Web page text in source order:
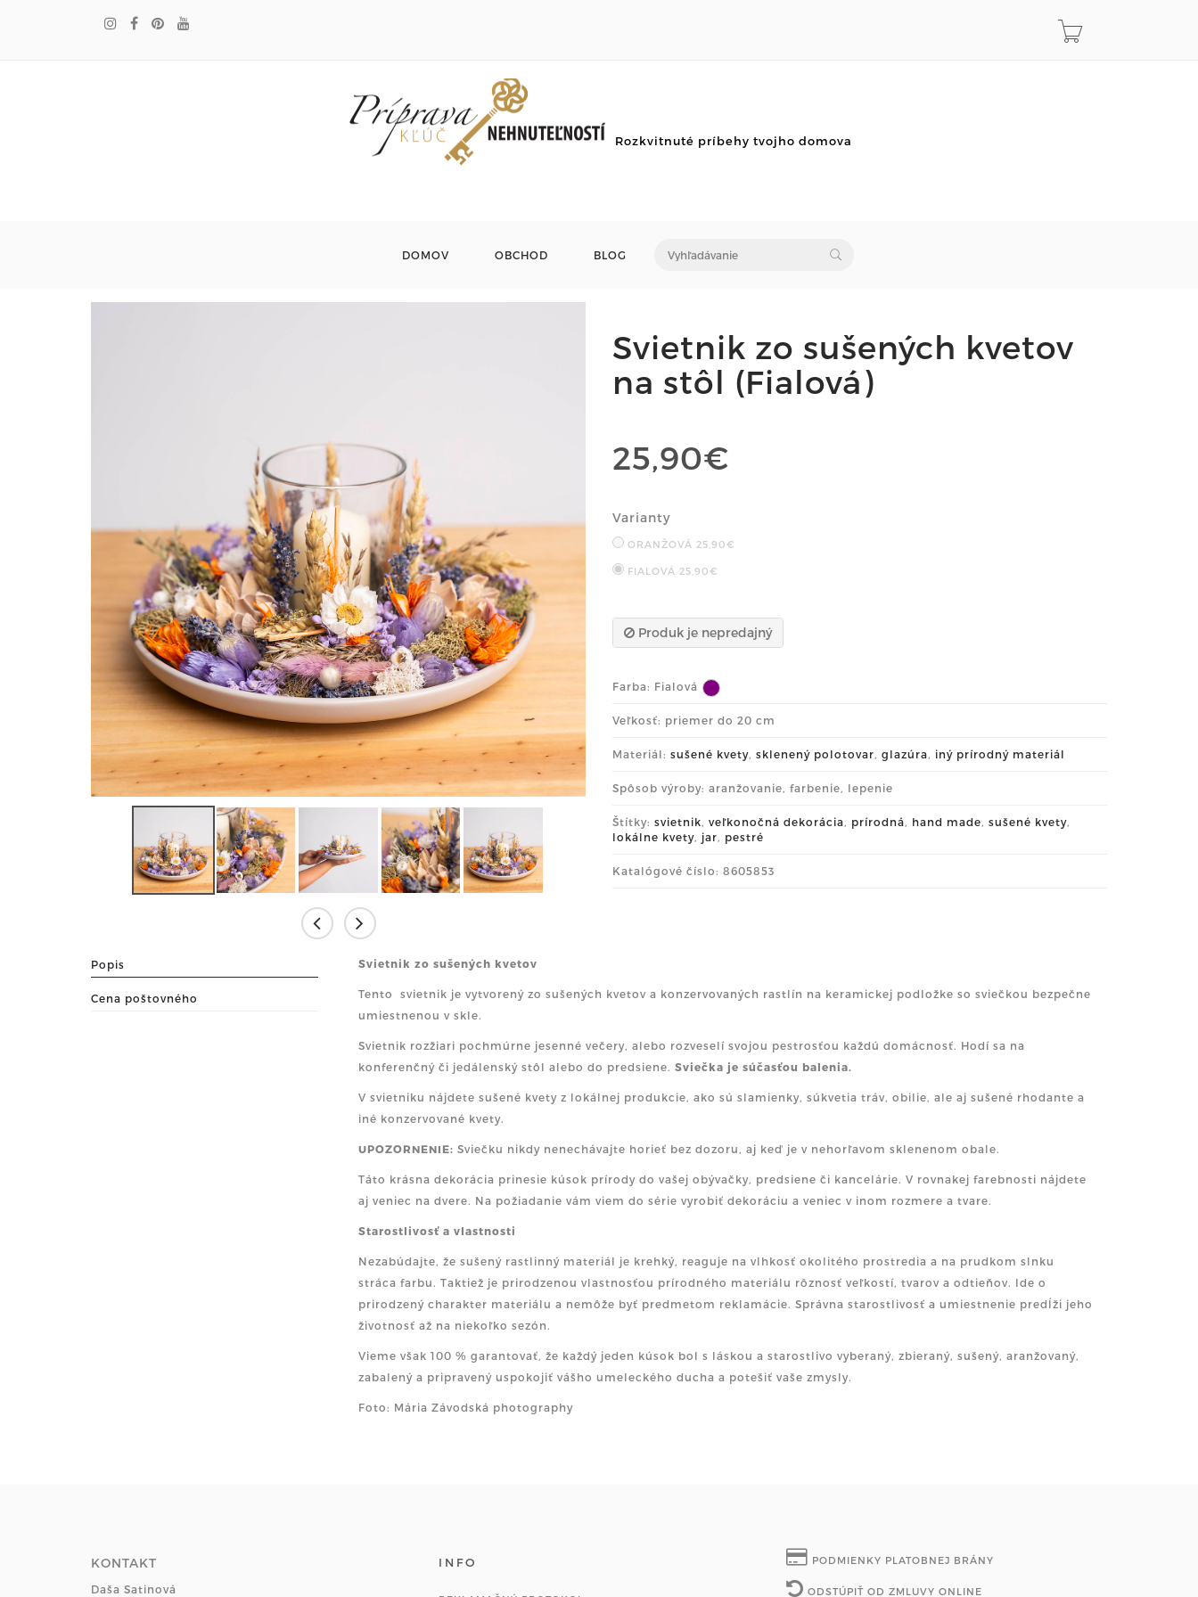
Rozkvitnuté príbehy tvojho domova
DOMOV OBCHOD BLOG
Svietnik zo sušených kvetov
na stôl (Fialová)
25,90€
Varianty
ORANŽOVÁ 25,90€
FIALOVÁ 25,90€
Produk je nepredajný
Farba: Fialová
Veľkosť: priemer do 20 cm
Materiál: sušené kvety, sklenený polotovar, glazúra, iný prírodný materiál
Spôsob výroby: aranžovanie, farbenie, lepenie
Štítky: svietnik, veľkonočná dekorácia, prírodná, hand made, sušené kvety,
lokálne kvety, jar, pestré
Katalógové číslo: 8605853
Popis
Cena poštovného
Svietnik zo sušených kvetov
Tento svietnik je vytvorený zo sušených kvetov a konzervovaných rastlín na keramickej podložke so sviečkou bezpečne
umiestnenou v skle.
Svietnik rozžiari pochmúrne jesenné večery, alebo rozveselí svojou pestrosťou každú domácnosť. Hodí sa na
konferenčný či jedálenský stôl alebo do predsiene. Sviečka je súčasťou balenia.
V svietniku nájdete sušené kvety z lokálnej produkcie, ako sú slamienky, súkvetia tráv, obilie, ale aj sušené rhodante a
iné konzervované kvety.
UPOZORNENIE: Sviečku nikdy nenechávajte horieť bez dozoru, aj keď je v nehorľavom sklenenom obale.
Táto krásna dekorácia prinesie kúsok prírody do vašej obývačky, predsiene či kancelárie. V rovnakej farebnosti nájdete
aj veniec na dvere. Na požiadanie vám viem do série vyrobiť dekoráciu a veniec v inom rozmere a tvare.
Starostlivosť a vlastnosti
Nezabúdajte, že sušený rastlinný materiál je krehký, reaguje na vlhkosť okolitého prostredia a na prudkom slnku
stráca farbu. Taktiež je prirodzenou vlastnosťou prírodného materiálu rôznosť veľkostí, tvarov a odtieňov. Ide o
prirodzený charakter materiálu a nemôže byť predmetom reklamácie. Správna starostlivosť a umiestnenie predĺži jeho
životnosť až na niekoľko sezón.
Vieme však 100 % garantovať, že každý jeden kúsok bol s láskou a starostlivo vyberaný, zbieraný, sušený, aranžovaný,
zabalený a pripravený uspokojiť vášho umeleckého ducha a potešiť vaše zmysly.
Foto: Mária Závodská photography
KONTAKT
Daša Satinová
INFO PODMIENKY PLATOBNEJ BRÁNY
ODSTÚPIŤ OD ZMLUVY ONLINE